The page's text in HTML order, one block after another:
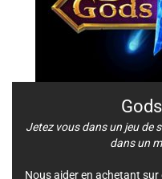
Jetez vous dans un jeu de
dans un
Nous aider en achetant sur